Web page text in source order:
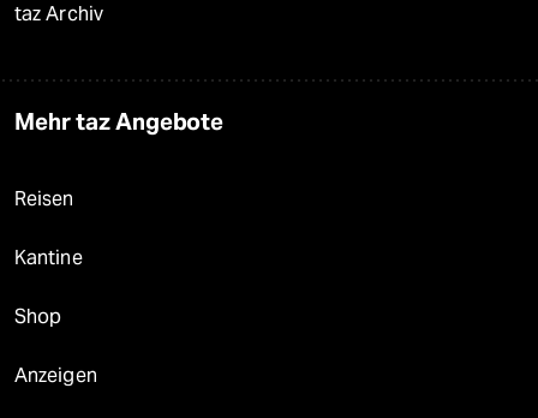
taz Archiv
Mehr taz Angebote
Reisen
Kantine
Shop
Anzeigen